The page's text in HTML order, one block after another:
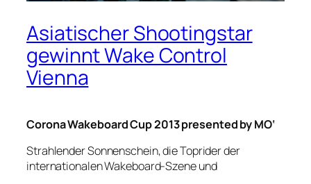
Asiatischer Shootingstar
gewinnt Wake Control
Vienna
Corona Wakeboard Cup 2013 presented by MO‘
Strahlender Sonnenschein, die Toprider der
internationalen Wakeboard-Szene und